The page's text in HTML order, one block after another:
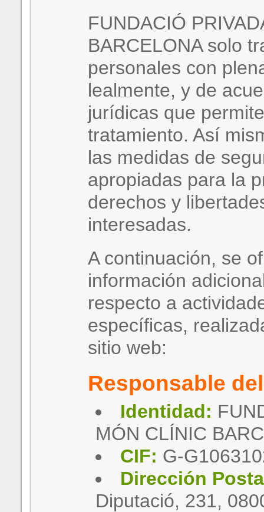
FUNDACIÓ
BARCELONA solo
personales con
lealmente, y de
jurídicas que
tratamiento. Así
las medidas de
apropiadas para la
derechos y
interesadas.
A continuación, se
información
respecto a
específicas,
sitio web:
Responsable
Identidad:
MÓN CLÍNIC
CIF: G-
Dirección
Diputació, 231,